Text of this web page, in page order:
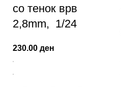
со тенок врв
2,8mm, 1/24
230.00 ден